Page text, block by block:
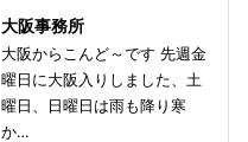
大阪事務所
大阪からこんど～です 先週金
曜日に大阪入りしました、土
曜日、日曜日は雨も降り寒
か…